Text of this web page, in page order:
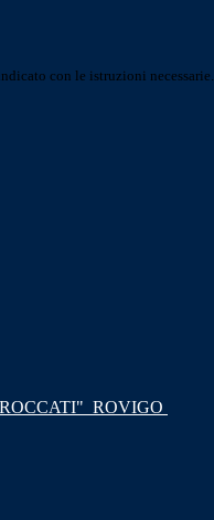
con le istruzioni necessarie.
ROVIGO